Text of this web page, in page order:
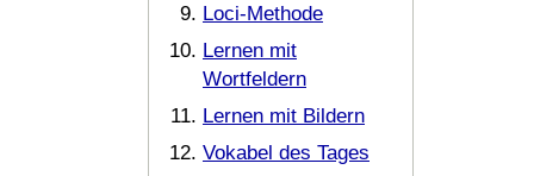
Loci-Methode
Lernen mit
Wortfeldern
Lernen mit Bildern
Vokabel des Tages